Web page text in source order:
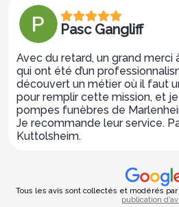
Pasc Gangliff
Avec du retard, un grand merci
qui ont été d’un
découvert un métier où il faut
pour remplir cette mission, et
pompes funèbres de
Je recommande leur service.
Kuttolsheim.
Tous les avis sont collectés et modérés par
publication